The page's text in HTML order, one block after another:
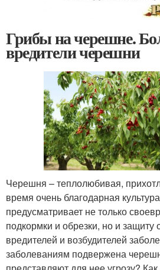
Грибы на черешне.
вредители черешни
Черешня – теплолюбивая,
время очень благодарная
предусматривает не только
подкормки и обрезки, но и защиту
вредителей и возбудителей
заболеваниям подвержена